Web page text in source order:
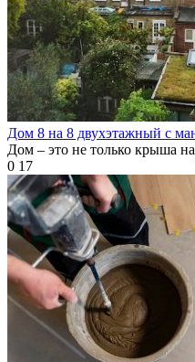
Дом 8 на 8 двухэтажный с
Дом – это не только крыша
0 17